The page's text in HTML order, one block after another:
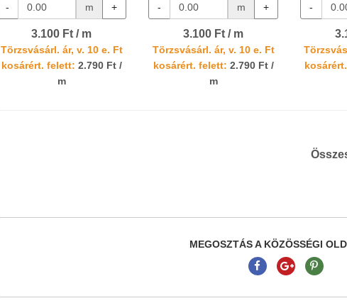
- m +
3.100 Ft / m
Törzsvásárl. ár, v. 10 e. Ft
kosárért. felett: 2.790 Ft /
m
- m +
3.100 Ft / m
Törzsvásárl. ár, v. 10 e. Ft
kosárért. felett: 2.790 Ft /
m
-
MEGOSZTÁS A KÖZÖSSÉGI